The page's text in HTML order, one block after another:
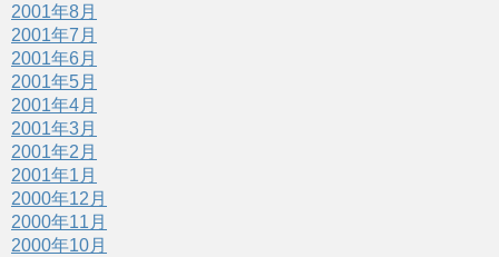
2001年8月
2001年7月
2001年6月
2001年5月
2001年4月
2001年3月
2001年2月
2001年1月
2000年12月
2000年11月
2000年10月